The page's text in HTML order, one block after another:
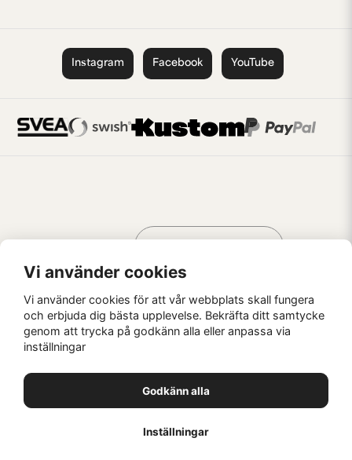
Instagram Facebook YouTube
Kaffebrus AB, Förskeppsgatan 2, 271 55 Ystad
AV KREATÖRER
Vi använder cookies
Vi använder cookies för att vår webbplats skall fungera
och erbjuda dig bästa upplevelse. Bekräfta ditt samtycke
genom att trycka på godkänn alla eller anpassa via
inställningar
Godkänn alla
Inställningar